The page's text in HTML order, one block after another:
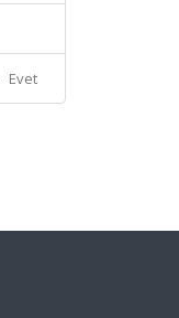
Evet